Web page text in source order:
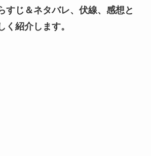
すじ＆ネタバレ、伏線、感想と
く紹介します。